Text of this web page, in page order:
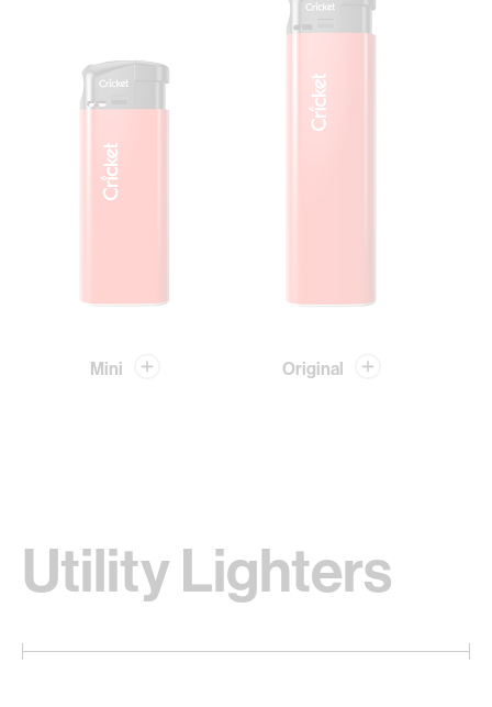
Mini Original
Utility Lighters